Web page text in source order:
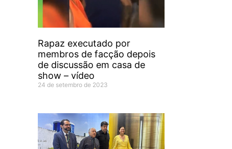
Rapaz executado por
membros de facção depois
de discussão em casa de
show – vídeo
24 de setembro de 2023